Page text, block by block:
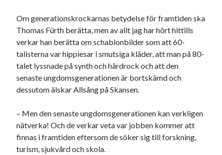
Om generationskrockarnas betydelse för framtiden ska
Thomas Fürth berätta, men av allt jag har hört hittills
verkar han berätta om schablonbilder som att 60-
talisterna var hippiesar i smutsiga kläder, att man på 80-
talet lyssnade på synth och hårdrock och att den
senaste ungdomsgenerationen är bortskämd och
dessutom älskar Allsång på Skansen.
– Men den senaste ungdomsgenerationen kan verkligen
nätverka! Och de verkar veta var jobben kommer att
finnas i framtiden eftersom de söker sig till forskning,
turism, sjukvård och skola.